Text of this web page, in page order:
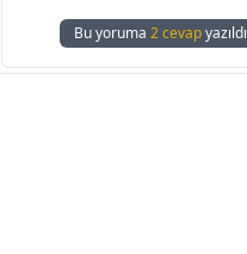
Bu yoruma 2 cevapyazıldı